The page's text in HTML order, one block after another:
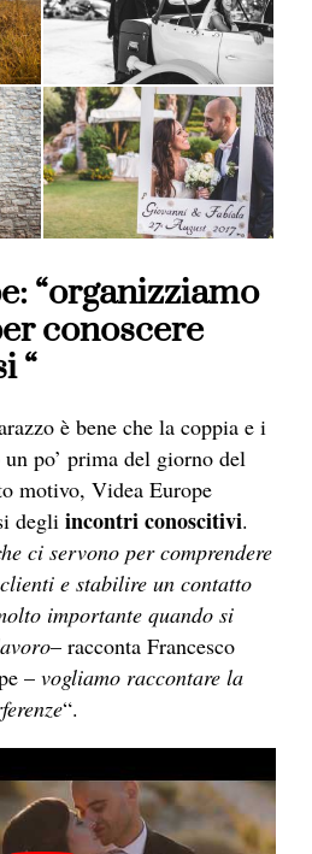
“organizziamo
conoscere
“
è bene che la coppia e i
po’ prima del giorno del
motivo, Videa Europe
degli incontri conoscitivi.
ci servono per comprendere
e stabilire un contatto
importante quando si
– racconta Francesco
– vogliamo raccontare la
“.